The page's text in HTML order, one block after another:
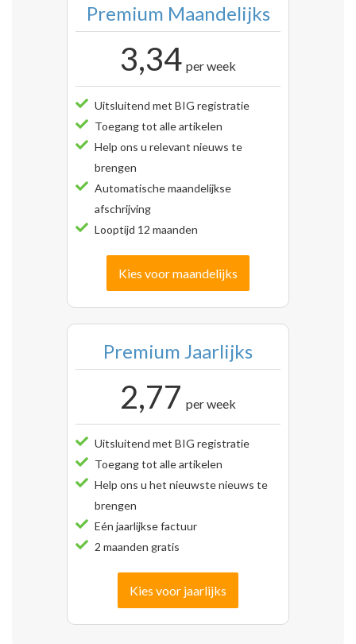
Premium Maandelijks
3,34 per week
Uitsluitend met BIG registratie
Toegang tot alle artikelen
Help ons u relevant nieuws te
brengen
Automatische maandelijkse
afschrijving
Looptijd 12 maanden
Kies voor maandelijks
Premium Jaarlijks
2,77 per week
Uitsluitend met BIG registratie
Toegang tot alle artikelen
Help ons u het nieuwste nieuws te
brengen
Eén jaarlijkse factuur
2 maanden gratis
Kies voor jaarlijks